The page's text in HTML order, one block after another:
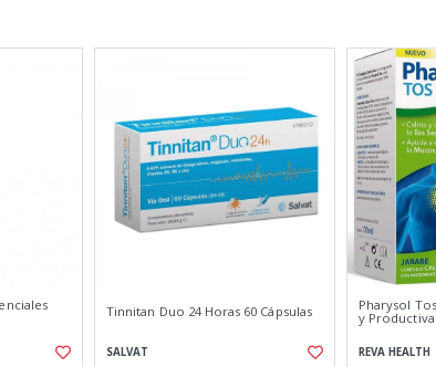
Tinnitan Duo 24 Horas 60 Cápsulas
SALVAT
Pharysol
y Productiva
REVA HEALTH